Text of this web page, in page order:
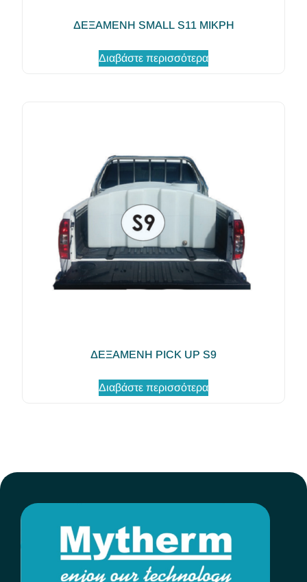
ΔΕΞΑΜΕΝΗ SMALL S11 ΜΙΚΡΗ
Διαβάστε περισσότερα
ΔΕΞΑΜΕΝΗ PICK UP S9
Διαβάστε περισσότερα